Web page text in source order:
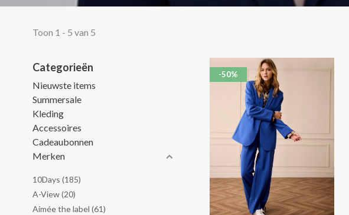
Toon 1 - 5 van 5
Categorieën
Nieuwste items
Summersale
Kleding
Accessoires
Cadeaubonnen
Merken
10Days (185)
A-View(20)
Aímée the label (61)
-50%